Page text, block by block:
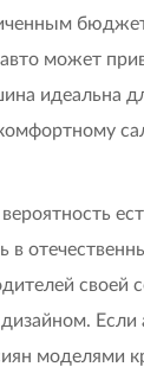
может
идеальна
в
своей
Если
моделями